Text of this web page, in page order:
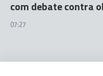
com debate contra
07:27